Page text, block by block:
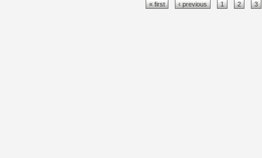
« first ‹ previous 1 2 3